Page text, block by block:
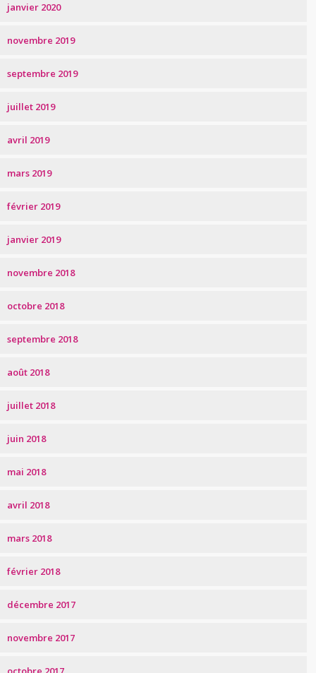
janvier 2020
novembre 2019
septembre 2019
juillet 2019
avril 2019
mars 2019
février 2019
janvier 2019
novembre 2018
octobre 2018
septembre 2018
août 2018
juillet 2018
juin 2018
mai 2018
avril 2018
mars 2018
février 2018
décembre 2017
novembre 2017